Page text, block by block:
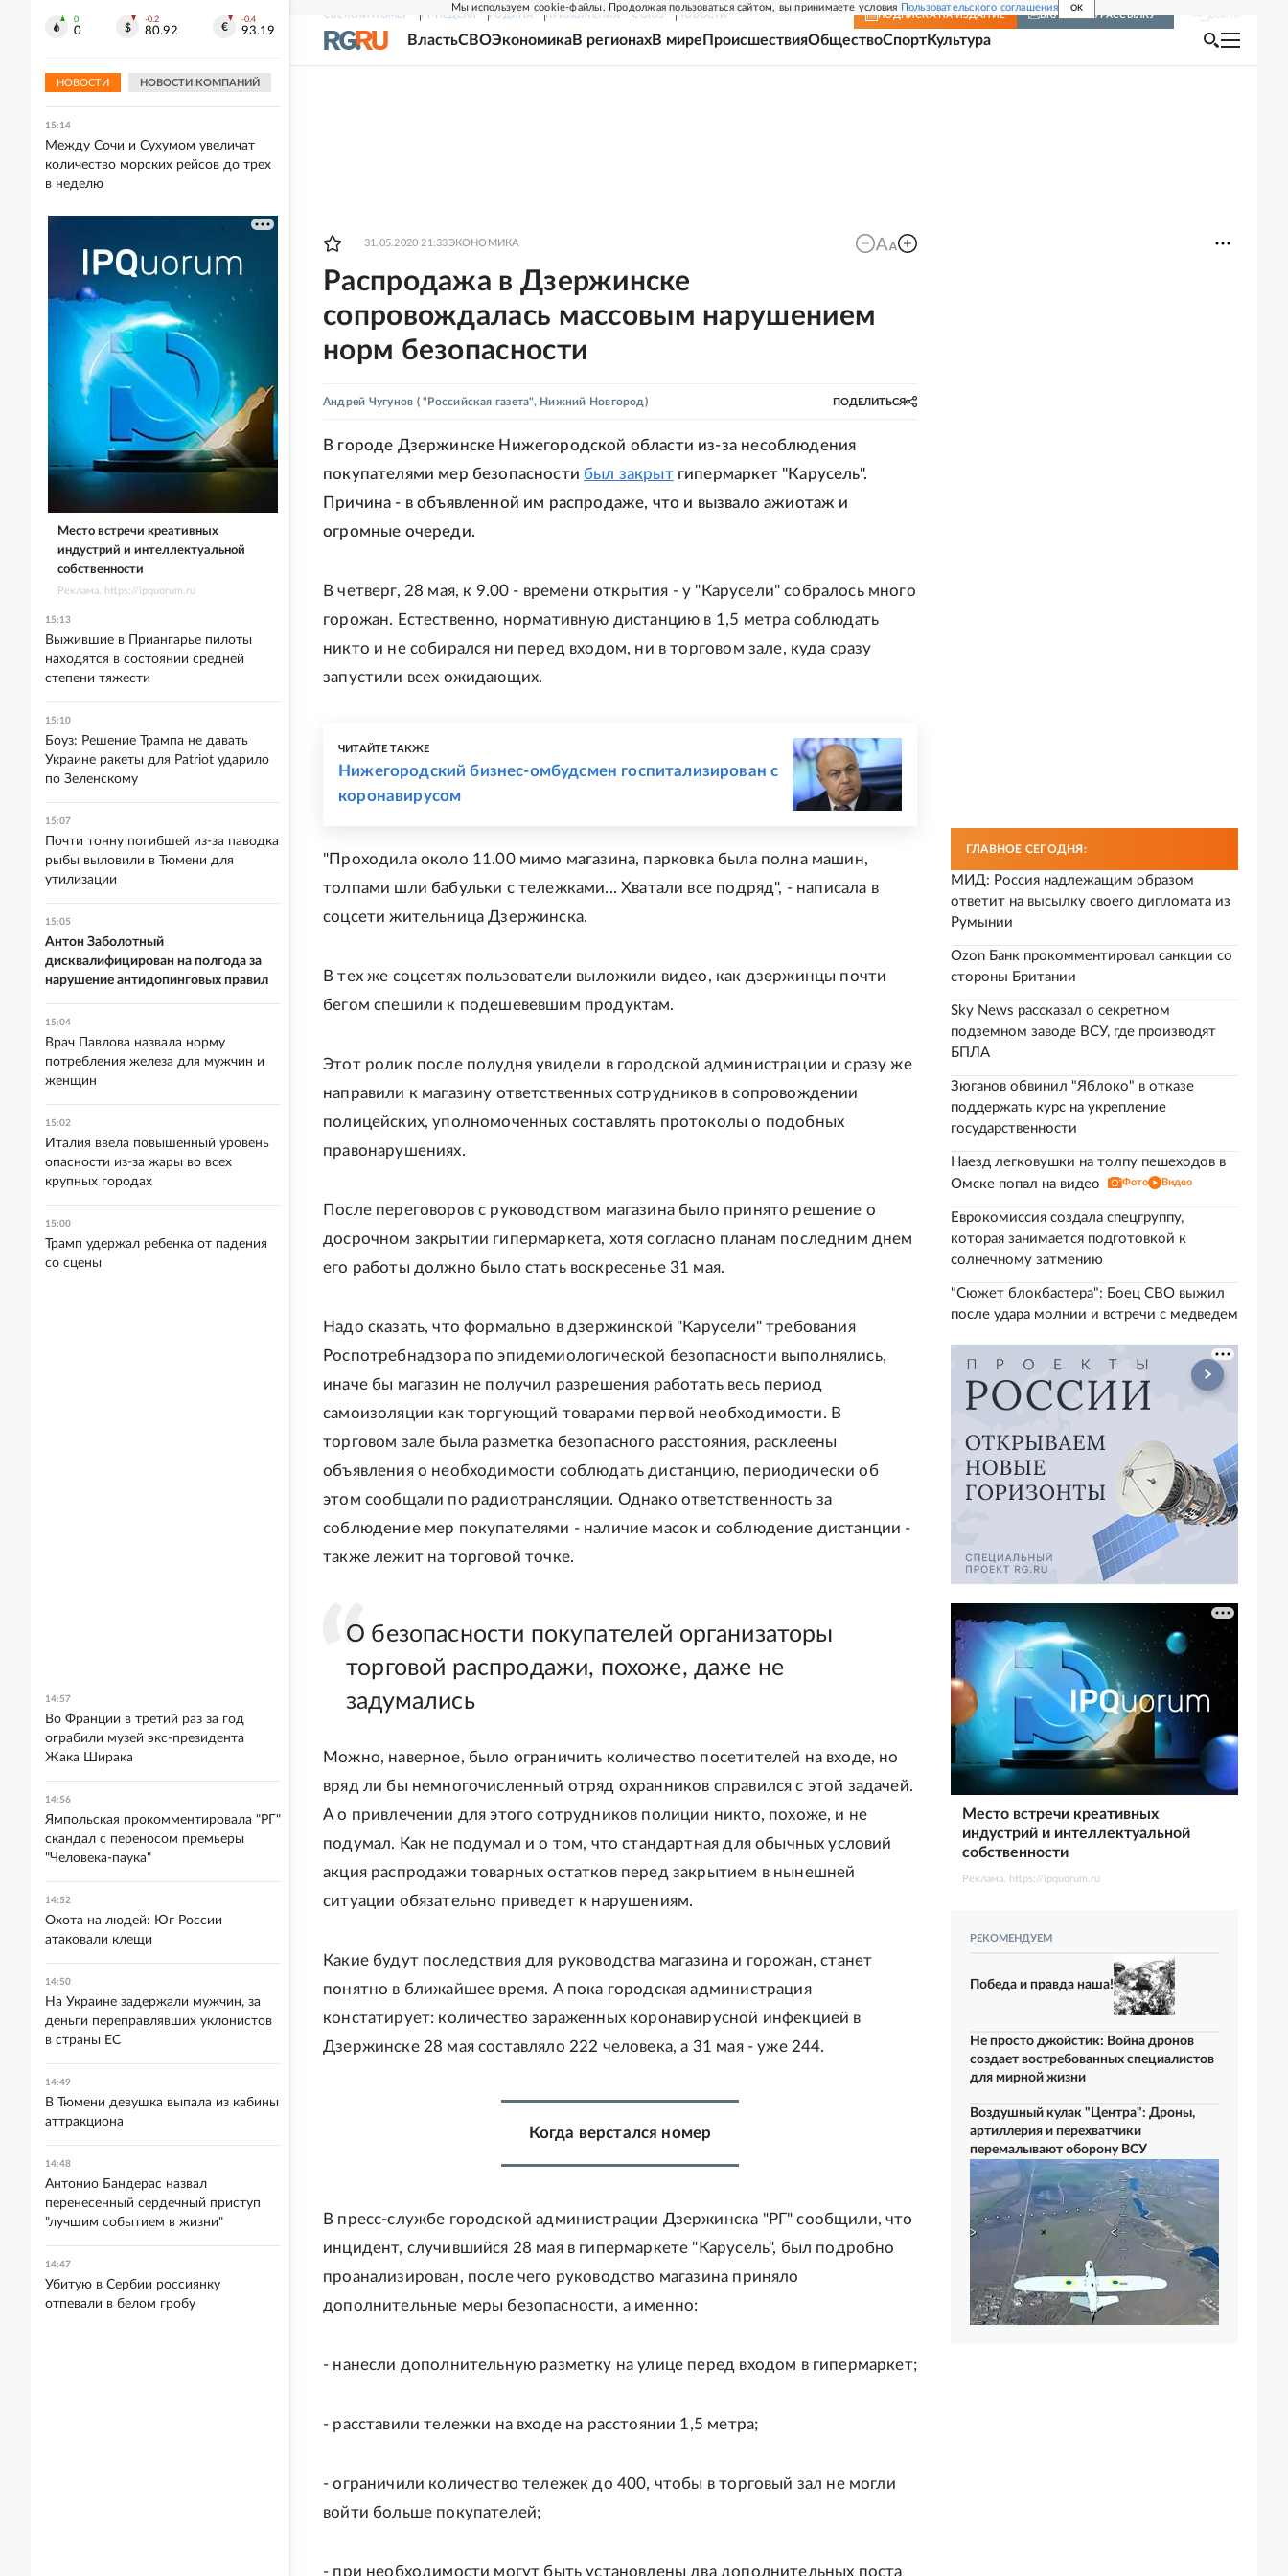
Мы используем cookie-файлы. Продолжая пользоваться сайтом, вы принимаете условия Пользовательского соглашения OK
СВЕЖИЙ НОМЕР РГ-НЕДЕЛЯ РОДИНА ПРИЛОЖЕНИЯ СОЮЗ НОВОСТИ ПОДПИСКА НА ИЗДАНИЕ ВКЛЮЧИТЬ РАССЫЛКУ
ВластьСВОЭкономикаВ регионахВ мире ПроисшествияОбществоСпортКультура
31.05.2020 21:33ЭКОНОМИКА
Распродажа в Дзержинске
сопровождалась массовым нарушением
норм безопасности
Андрей Чугунов ( "Российская газета", Нижний Новгород) ПОДЕЛИТЬСЯ
В городе Дзержинске Нижегородской области из-за несоблюдения
покупателями мер безопасности был закрытгипермаркет "Карусель".
Причина - в объявленной им распродаже, что и вызвало ажиотаж и
огромные очереди.
В четверг, 28 мая, к 9.00 - времени открытия - у "Карусели" собралось много
горожан. Естественно, нормативную дистанцию в 1,5 метра соблюдать
никто и не собирался ни перед входом, ни в торговом зале, куда сразу
запустили всех ожидающих.
ЧИТАЙТЕ ТАКЖЕ
Нижегородский бизнес-омбудсмен госпитализирован с
коронавирусом
"Проходила около 11.00 мимо магазина, парковка была полна машин,
толпами шли бабульки с тележками... Хватали все подряд", - написала в
соцсети жительница Дзержинска.
В тех же соцсетях пользователи выложили видео, как дзержинцы почти
бегом спешили к подешевевшим продуктам.
Этот ролик после полудня увидели в городской администрации и сразу же
направили к магазину ответственных сотрудников в сопровождении
полицейских, уполномоченных составлять протоколы о подобных
правонарушениях.
После переговоров с руководством магазина было принято решение о
досрочном закрытии гипермаркета, хотя согласно планам последним днем
его работы должно было стать воскресенье 31 мая.
Надо сказать, что формально в дзержинской "Карусели" требования
Роспотребнадзора по эпидемиологической безопасности выполнялись,
иначе бы магазин не получил разрешения работать весь период
самоизоляции как торгующий товарами первой необходимости. В
торговом зале была разметка безопасного расстояния, расклеены
объявления о необходимости соблюдать дистанцию, периодически об
этом сообщали по радиотрансляции. Однако ответственность за
соблюдение мер покупателями - наличие масок и соблюдение дистанции -
также лежит на торговой точке.
О безопасности покупателей организаторы
торговой распродажи, похоже, даже не
задумались
Можно, наверное, было ограничить количество посетителей на входе, но
вряд ли бы немногочисленный отряд охранников справился с этой задачей.
А о привлечении для этого сотрудников полиции никто, похоже, и не
подумал. Как не подумал и о том, что стандартная для обычных условий
акция распродажи товарных остатков перед закрытием в нынешней
ситуации обязательно приведет к нарушениям.
Какие будут последствия для руководства магазина и горожан, станет
понятно в ближайшее время. А пока городская администрация
констатирует: количество зараженных коронавирусной инфекцией в
Дзержинске 28 мая составляло 222 человека, а 31 мая - уже 244.
Когда верстался номер
В пресс-службе городской администрации Дзержинска "РГ" сообщили, что
инцидент, случившийся 28 мая в гипермаркете "Карусель", был подробно
проанализирован, после чего руководство магазина приняло
дополнительные меры безопасности, а именно:
- нанесли дополнительную разметку на улице перед входом в гипермаркет;
- расставили тележки на входе на расстоянии 1,5 метра;
- ограничили количество тележек до 400, чтобы в торговый зал не могли
войти больше покупателей;
- при необходимости могут быть установлены два дополнительных поста
ГЛАВНОЕ СЕГОДНЯ:
МИД: Россия надлежащим образом
ответит на высылку своего дипломата из
Румынии
Ozon Банк прокомментировал санкции со
стороны Британии
Sky News рассказал о секретном
подземном заводе ВСУ, где производят
БПЛА
Зюганов обвинил "Яблоко" в отказе
поддержать курс на укрепление
государственности
Наезд легковушки на толпу пешеходов в
Омске попал на видео
Фото Видео
Еврокомиссия создала спецгруппу,
которая занимается подготовкой к
солнечному затмению
"Сюжет блокбастера": Боец СВО выжил
после удара молнии и встречи с медведем
Место встречи креативных
индустрий и интеллектуальной
собственности
Реклама. https://ipquorum.ru
РЕКОМЕНДУЕМ
Победа и правда наша!
Не просто джойстик: Война дронов
создает востребованных специалистов
для мирной жизни
Воздушный кулак "Центра": Дроны,
артиллерия и перехватчики
перемалывают оборону ВСУ
0
0
-0.2
80.92
-0.4
93.19
НОВОСТИ НОВОСТИ КОМПАНИЙ
15:15
400 тысяч "квадратов"
15:14
Между Сочи и Сухумом увеличат
количество морских рейсов до трех
в неделю
Место встречи креативных
индустрий и интеллектуальной
собственности
Реклама. https://ipquorum.ru
15:13
Выжившие в Приангарье пилоты
находятся в состоянии средней
степени тяжести
15:10
Боуз: Решение Трампа не давать
Украине ракеты для Patriot ударило
по Зеленскому
15:07
Почти тонну погибшей из-за паводка
рыбы выловили в Тюмени для
утилизации
15:05
Антон Заболотный
дисквалифицирован на полгода за
нарушение антидопинговых правил
15:04
Врач Павлова назвала норму
потребления железа для мужчин и
женщин
15:02
Италия ввела повышенный уровень
опасности из-за жары во всех
крупных городах
15:00
Трамп удержал ребенка от падения
со сцены
14:57
Во Франции в третий раз за год
ограбили музей экс-президента
Жака Ширака
14:56
Ямпольская прокомментировала "РГ"
скандал с переносом премьеры
"Человека-паука"
14:52
Охота на людей: Юг России
атаковали клещи
14:50
На Украине задержали мужчин, за
деньги переправлявших уклонистов
в страны ЕС
14:49
В Тюмени девушка выпала из кабины
аттракциона
14:48
Антонио Бандерас назвал
перенесенный сердечный приступ
"лучшим событием в жизни"
14:47
Убитую в Сербии россиянку
отпевали в белом гробу